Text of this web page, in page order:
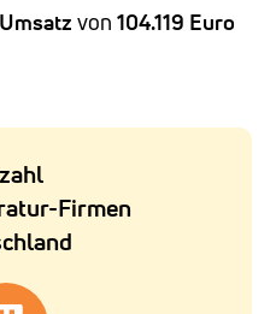
Umsatz von 104.119 Euro
Firmen